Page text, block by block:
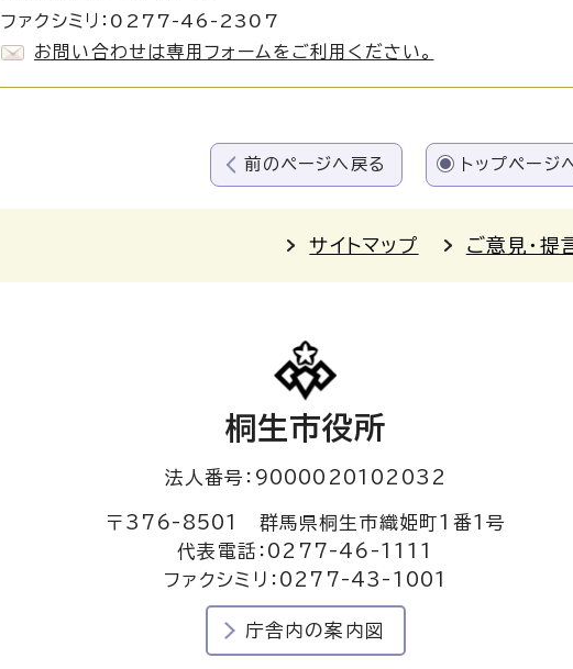
ファクシミリ：0277-46-2307
お問い合わせは専用フォームをご利用ください。
前のページへ戻る トップページ
サイトマップ ご意見・提
桐生市役所
法人番号：9000020102032
〒376-8501 群馬県桐生市織姫町1番1号
代表電話：0277-46-1111
ファクシミリ：0277-43-1001
庁舎内の案内図